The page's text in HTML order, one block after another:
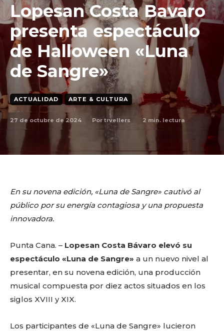
Lopesan Costa Bavaro
presenta espectáculo
de Halloween «Luna
de Sangre»
ACTUALIDAD ARTE & CULTURA
27 de octubre de 2024 Por trvellers 2 min. lectura
En su novena edición, «Luna de Sangre» cautivó al
público por su energía contagiosa y una propuesta
innovadora.
Punta Cana. – Lopesan Costa Bávaro elevó su
espectáculo «Luna de Sangre» a un nuevo nivel al
presentar, en su novena edición, una producción
musical compuesta por diez actos situados en los
siglos XVIII y XIX.
Los participantes de «Luna de Sangre» lucieron